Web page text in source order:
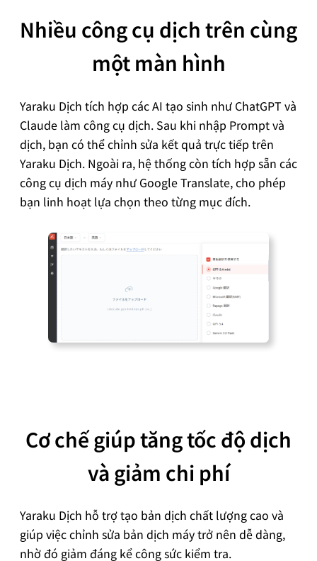
Nhiều công cụ dịch trên cùng
một màn hình
Yaraku Dịch tích hợp các AI tạo sinh như ChatGPT và
Claude làm công cụ dịch. Sau khi nhập Prompt và
dịch, bạn có thể chỉnh sửa kết quả trực tiếp trên
Yaraku Dịch. Ngoài ra, hệ thống còn tích hợp sẵn các
công cụ dịch máy như Google Translate, cho phép
bạn linh hoạt lựa chọn theo từng mục đích.
Cơ chế giúp tăng tốc độ dịch
và giảm chi phí
Yaraku Dịch hỗ trợ tạo bản dịch chất lượng cao và
giúp việc chỉnh sửa bản dịch máy trở nên dễ dàng,
nhờ đó giảm đáng kể công sức kiểm tra.